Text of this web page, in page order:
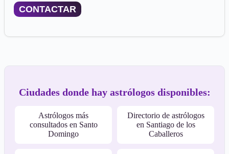
CONTACTAR
Ciudades donde hay astrólogos disponibles:
Astrólogos más
consultados en Santo
Domingo
Directorio de astrólogos
en Santiago de los
Caballeros